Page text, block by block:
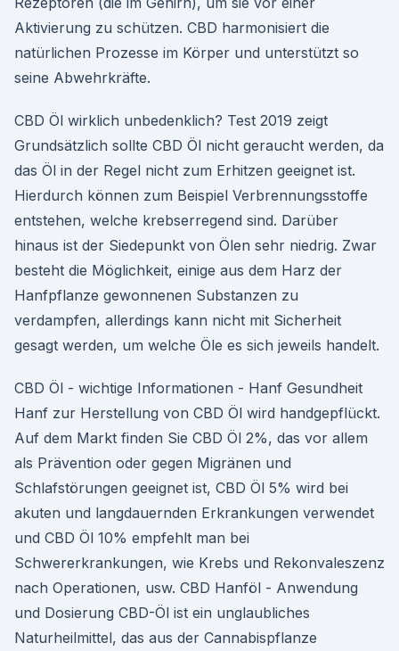
Aktivierung zu schützen. CBD harmonisiert die
natürlichen Prozesse im Körper und unterstützt so
seine Abwehrkräfte.
CBD Öl wirklich unbedenklich? Test 2019 zeigt
Grundsätzlich sollte CBD Öl nicht geraucht werden, da
das Öl in der Regel nicht zum Erhitzen geeignet ist.
Hierdurch können zum Beispiel Verbrennungsstoffe
entstehen, welche krebserregend sind. Darüber
hinaus ist der Siedepunkt von Ölen sehr niedrig. Zwar
besteht die Möglichkeit, einige aus dem Harz der
Hanfpflanze gewonnenen Substanzen zu
verdampfen, allerdings kann nicht mit Sicherheit
gesagt werden, um welche Öle es sich jeweils handelt.
CBD Öl - wichtige Informationen - Hanf Gesundheit
Hanf zur Herstellung von CBD Öl wird handgepflückt.
Auf dem Markt finden Sie CBD Öl 2%, das vor allem
als Prävention oder gegen Migränen und
Schlafstörungen geeignet ist, CBD Öl 5% wird bei
akuten und langdauernden Erkrankungen verwendet
und CBD Öl 10% empfehlt man bei
Schwererkrankungen, wie Krebs und Rekonvaleszenz
nach Operationen, usw. CBD Hanföl - Anwendung
und Dosierung CBD-Öl ist ein unglaubliches
Naturheilmittel, das aus der Cannabispflanze